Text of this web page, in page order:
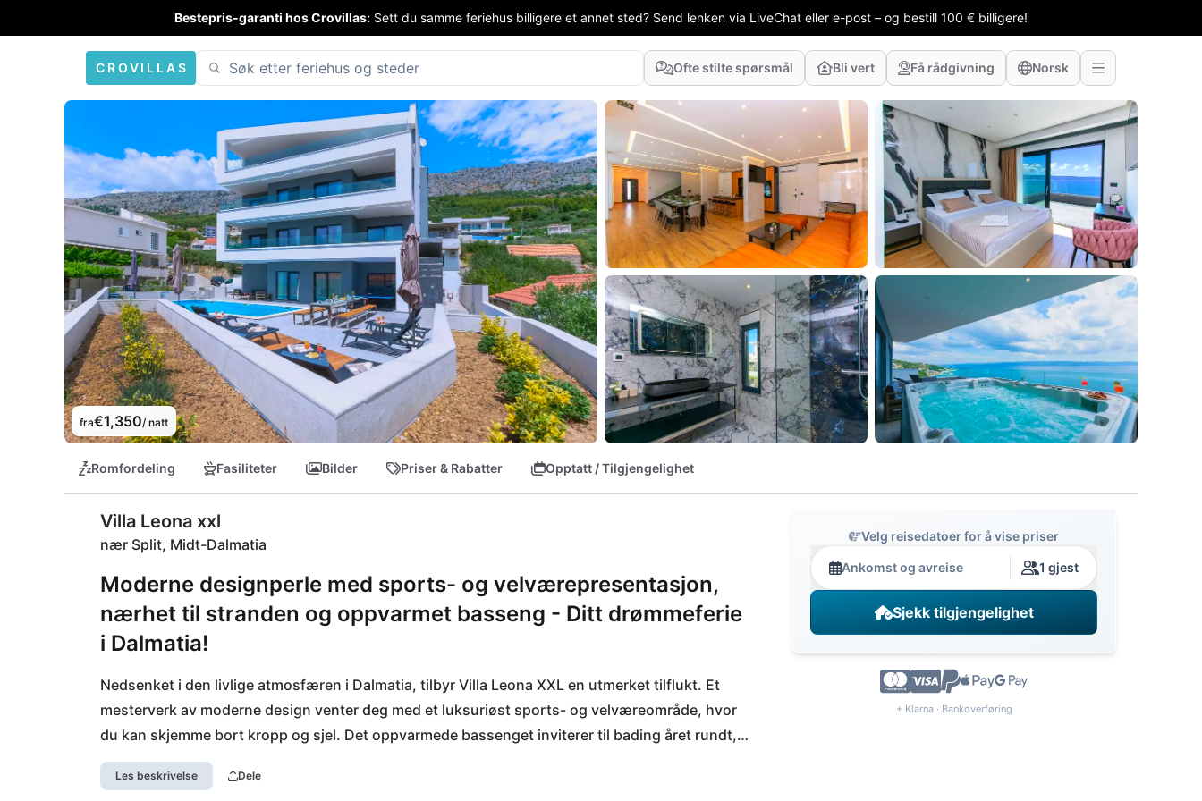
Bestepris-garanti hos Crovillas: Sett du samme feriehus billigere et annet sted? Send lenken via LiveChat eller e-post – og bestill 100 € billigere!
CROVILLAS Ofte stilte spørsmål Bli vert Få rådgivning Norsk
fra€1,350/ natt
Romfordeling Fasiliteter Bilder Priser & Rabatter Opptatt / Tilgjengelighet
Villa Leona xxl
nær Split, Midt-Dalmatia
Moderne designperle med sports- og velværepresentasjon,
nærhet til stranden og oppvarmet basseng - Ditt drømmeferie
i Dalmatia!
Nedsenket i den livlige atmosfæren i Dalmatia, tilbyr Villa Leona XXL en utmerket tilflukt. Et
mesterverk av moderne design venter deg med et luksuriøst sports- og velværeområde, hvor
du kan skjemme bort kropp og sjel. Det oppvarmede bassenget inviterer til bading året rundt,
mens avslapning står øverst på programmet i utendørs boblebad. Bare noen få skritt skiller
deg fra stranden Suhi potok - dykk ned i det krystallklare Adriaterhavsvannet! Kulinariske
Les beskrivelse Dele
Velg reisedatoer for å vise priser
Ankomst og avreise 1 gjest
Sjekk tilgjengelighet
+ Klarna · Bankoverføring